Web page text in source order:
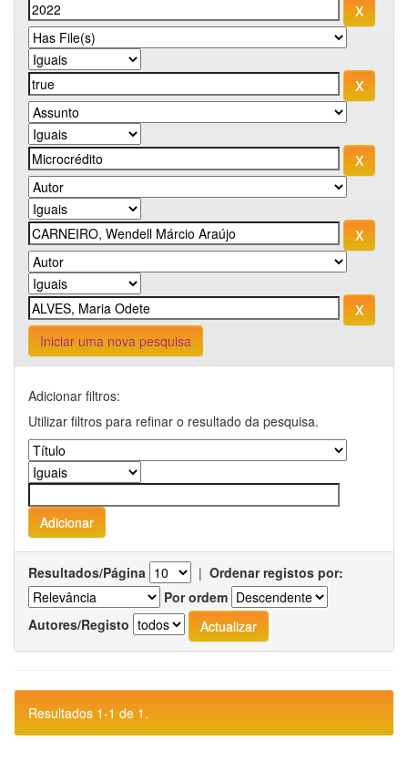
Iniciar uma nova pesquisa
Adicionar filtros:
Utilizar filtros para refinar o resultado da pesquisa.
Resultados/Página | Ordenar registos por:
Por ordem
Autores/Registo
Resultados 1-1 de 1.